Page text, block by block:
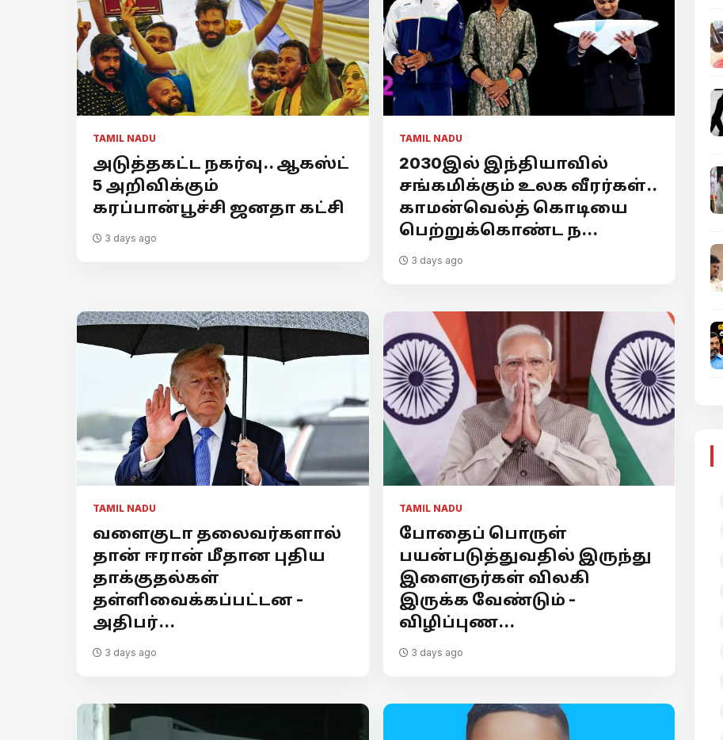
TAMIL NADU
அடுத்தகட்ட நகர்வு.. ஆகஸ்ட்
5 அறிவிக்கும்
கரப்பான்பூச்சி ஜனதா கட்சி
3 days ago
TAMIL NADU
2030இல் இந்தியாவில்
சங்கமிக்கும் உலக வீரர்கள்..
காமன்வெல்த் கொடியை
பெற்றுக்கொண்ட ந...
3 days ago
TAMIL NADU
வளைகுடா தலைவர்களால்
தான் ஈரான் மீதான புதிய
தாக்குதல்கள்
தள்ளிவைக்கப்பட்டன -
அதிபர்...
3 days ago
TAMIL NADU
போதைப் பொருள்
பயன்படுத்துவதில் இருந்து
இளைஞர்கள் விலகி
இருக்க வேண்டும் -
விழிப்புண...
3 days ago